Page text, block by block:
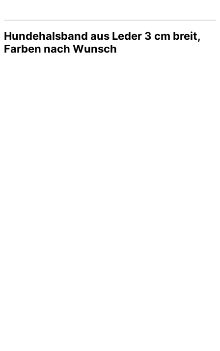
Hundehalsband aus Leder 3 cm breit,
Farben nach Wunsch